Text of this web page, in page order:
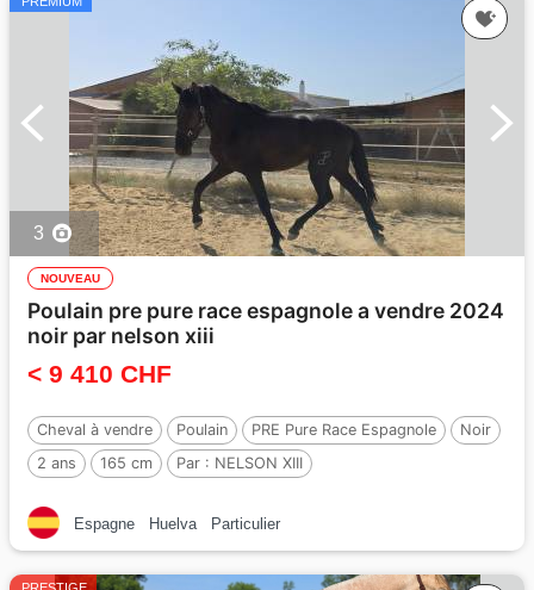
3
NOUVEAU
Poulain pre pure race espagnole a vendre 2024
noir par nelson xiii
< 9 410 CHF
Cheval à vendre Poulain PRE Pure Race Espagnole
Noir
2 ans
165 cm Par : NELSON XIII
Espagne Huelva Particulier